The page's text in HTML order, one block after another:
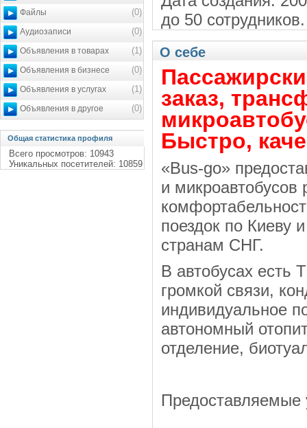
(0)
Файлы
(0)
Аудиозаписи
(1)
Объявления в товарах
(0)
Объявления в бизнесе
(1)
Объявления в услугах
(0)
Объявления в другое
Общая статистика профиля
Всего просмотров: 10943
Уникальных посетителей: 10859
до 50 сотрудников.
О себе
заказ,
Быстро,
«Bus-go»
и микроавтобусов
поездок по Киеву
странам СНГ.
В автобусах есть
громкой связи,
индивидуальное
автономный
отделение,
Предоставляемые